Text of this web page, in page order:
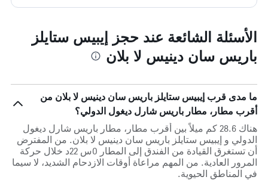
الأسئلة الشائعة عند حجز إيبيس ستايلز
باريس سان دينيس لا بلان
ما مدى قرب إيبيس ستايلز باريس سان دينيس لا بلان من
أقرب مطار، مطار باريس شارل ديغول الدولي؟
هناك 28.6 كم ميلاً بين أقرب مطار، مطار باريس شارل ديغول
الدولي و إيبيس ستايلز باريس سان دينيس لا بلان. من المفترض
أن تستغرق القيادة من الفندق إلى المطار 0س 22د خلال حركة
المرور العادية. من المهم مراعاة أوقات الازدحام الشديد، لا سيما
في المناطق الحيوية.